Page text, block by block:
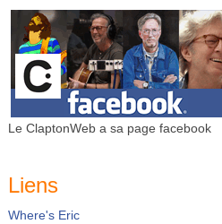
Le ClaptonWeb a sa page facebook
Liens
Where's Eric